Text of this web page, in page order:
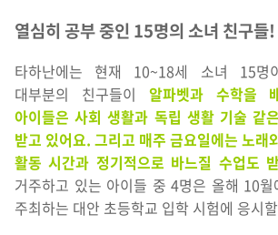
열심히 공부 중인 15명의 소녀 친구들!
타하난에는 현재 10~18세 소녀 15명
대부분의 친구들이 알파벳과 수학을
아이들은 사회 생활과 독립 생활 기술 같
받고 있어요. 그리고 매주 금요일에는 노래
활동 시간과 정기적으로 바느질 수업도
거주하고 있는 아이들 중 4명은 올해 10
주최하는 대안 초등학교 입학 시험에 응시